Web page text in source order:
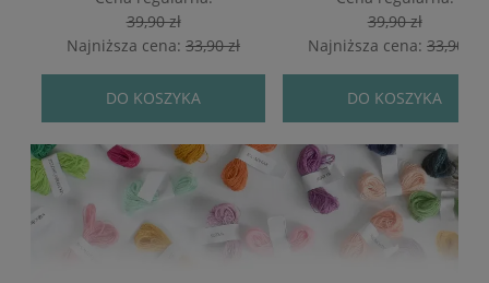
39,90 zł
Najniższa cena:33,90 zł
DO KOSZYKA
39,90 zł
Najniższa cena:33,90 zł
DO KOSZYKA